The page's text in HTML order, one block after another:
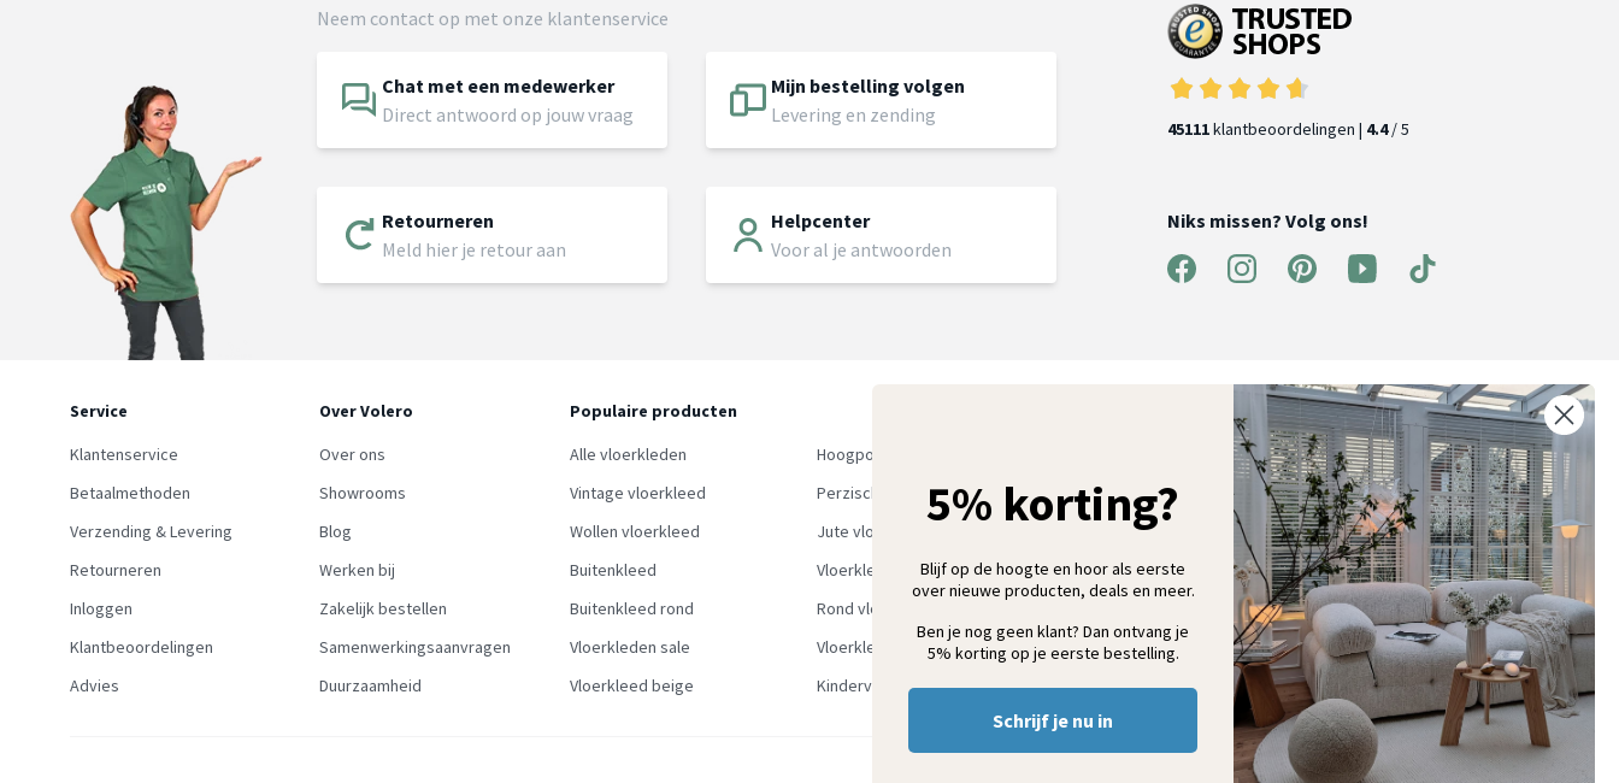
Neem contact op met onze klantenservice
Chat met een medewerker
Direct antwoord op jouw vraag
Mijn bestelling volgen
Levering en zending
Retourneren
Meld hier je retour aan
Helpcenter
Voor al je antwoorden
45111klantbeoordelingen | 4.4/ 5
Niks missen? Volg ons!
Service
Klantenservice
Betaalmethoden
Verzending & Levering
Retourneren
Inloggen
Klantbeoordelingen
Advies
Over Volero
Over ons
Showrooms
Blog
Werken bij
Zakelijk bestellen
Samenwerkingsaanvragen
Duurzaamheid
Populaire producten
Alle vloerkleden
Hoogpolig vloerkleed
Vintage vloerkleed
Perzisch tapijt
Wollen vloerkleed
Jute vloerkleed
Buitenkleed
Vloerkleed groen
Buitenkleed rond
Rond vloerkleed
Vloerkleden sale
Vloerkleden outlet
Vloerkleed beige
Kindervloerkleden
Ontvang 5% korting op je eerste bestelling
Schrijf je in voor onze nieuwsbrief en ontvang als eerste nieuwe
wooninspiratie, collecties en aanbiedingen
Aanmelden
5% korting?
Blijf op de hoogte en hoor als eerste
over nieuwe producten, deals en meer.
Ben je nog geen klant? Dan ontvang je
5% korting op je eerste bestelling.
Schrijf je nu in